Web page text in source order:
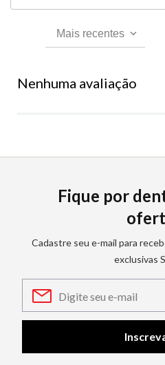
Mais recentes
Nenhuma avaliação
Fique por
Cadastre seu e-mail para
exclusivas